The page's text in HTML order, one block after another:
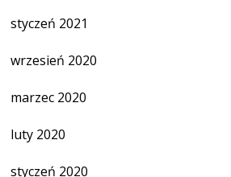
styczeń 2021
wrzesień 2020
marzec 2020
luty 2020
styczeń 2020